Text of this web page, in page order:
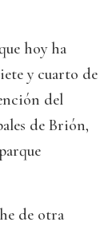
hoy ha
y cuarto de
del
de Brión,
de otra